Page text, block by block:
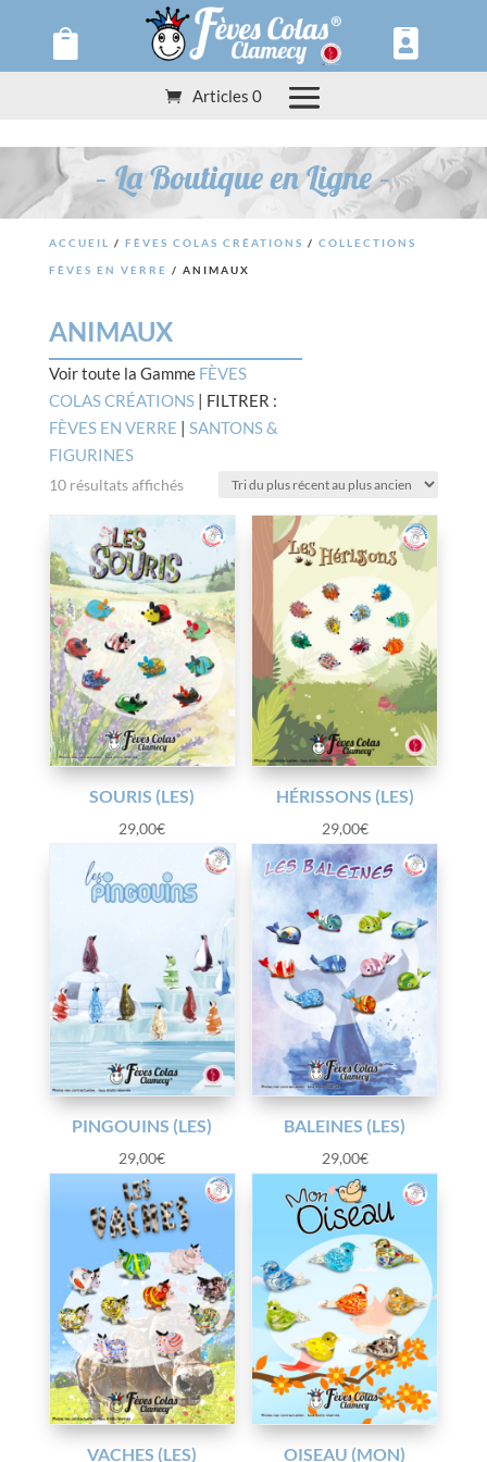
Panneau de gestion des cookies
 
Articles 0
– La Boutique en Ligne –
ACCUEIL / FÈVES COLAS CRÉATIONS / COLLECTIONS
FÈVES EN VERRE / ANIMAUX
ANIMAUX
Voir toute la Gamme FÈVES
COLAS CRÉATIONS| FILTRER :
FÈVES EN VERRE | SANTONS &
FIGURINES
10 résultats affichésTrié
plus
récent
au
plus
ancien
SOURIS (LES)
29,00€
HÉRISSONS (LES)
29,00€
PINGOUINS (LES)
29,00€
BALEINES (LES)
29,00€
VACHES (LES) OISEAU (MON)